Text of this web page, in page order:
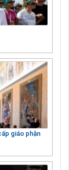
giáo phận